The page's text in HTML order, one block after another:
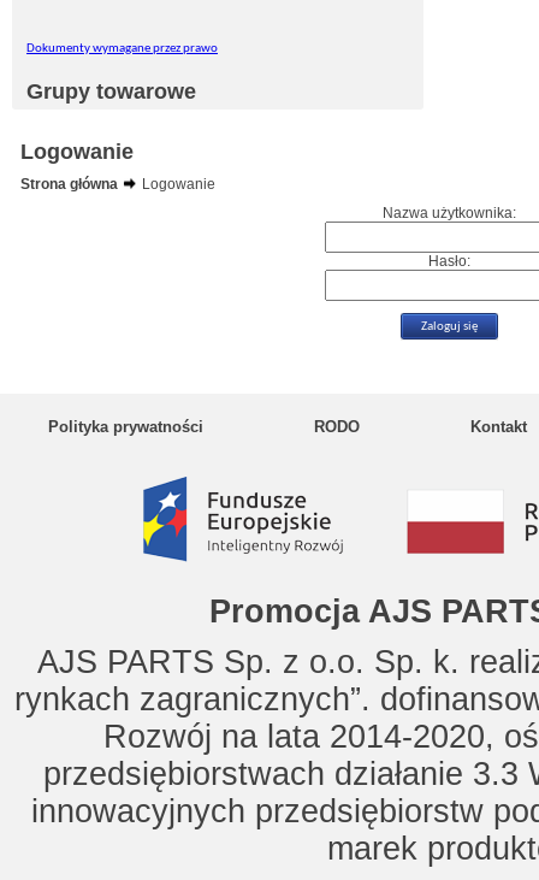
Dokumenty wymagane przez prawo
Grupy towarowe
Logowanie
Strona główna
Logowanie
Nazwa użytkownika:
Hasło:
Polityka prywatności RODO Kontakt
Promocja AJS
AJS PARTS Sp. z o.o. Sp. k.
rynkach zagranicznych”.
Rozwój na lata 2014-2020,
przedsiębiorstwach działanie
innowacyjnych przedsiębiorstw
marek